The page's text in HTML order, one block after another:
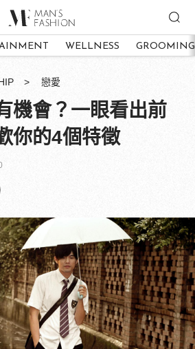
WELLNESS GROOMING
戀愛
機會？一眼看出前
你的4個特徵